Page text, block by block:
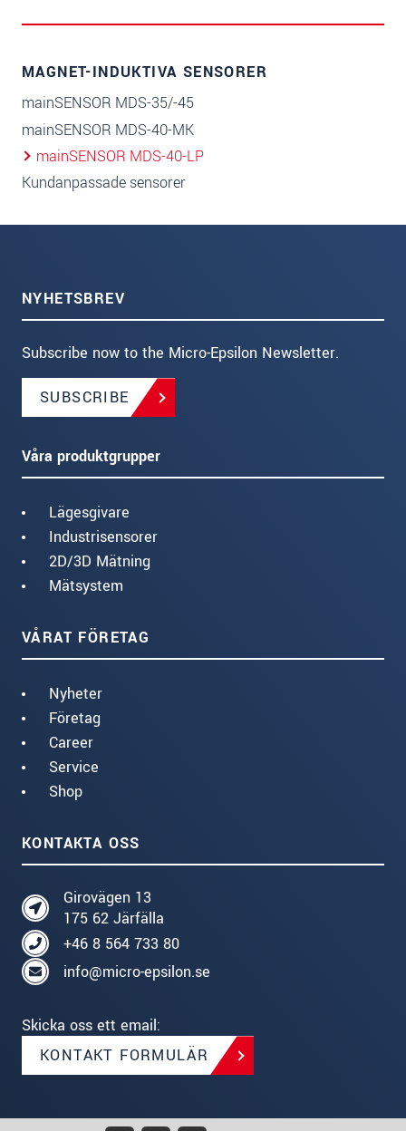
MAGNET-INDUKTIVA SENSORER
mainSENSOR MDS-35/-45
mainSENSOR MDS-40-MK
mainSENSOR MDS-40-LP
Kundanpassade sensorer
NYHETSBREV
Subscribe now to the Micro-Epsilon Newsletter.
SUBSCRIBE
Våra produktgrupper
Lägesgivare
Industrisensorer
2D/3D Mätning
Mätsystem
VÅRAT FÖRETAG
Nyheter
Företag
Career
Service
Shop
KONTAKTA OSS
Girovägen 13
175 62 Järfälla
+46 8 564 733 80
info@micro-epsilon.se
Skicka oss ett email:
KONTAKT FORMULÄR